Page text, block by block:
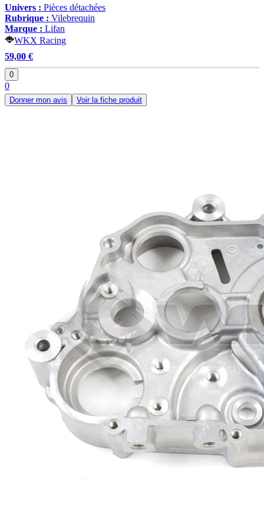
Univers : Pièces détachées
Rubrique : Vilebrequin
Marque : Lifan
WKX Racing
59,00 €
0
0
Donner mon avis Voir la fiche produit